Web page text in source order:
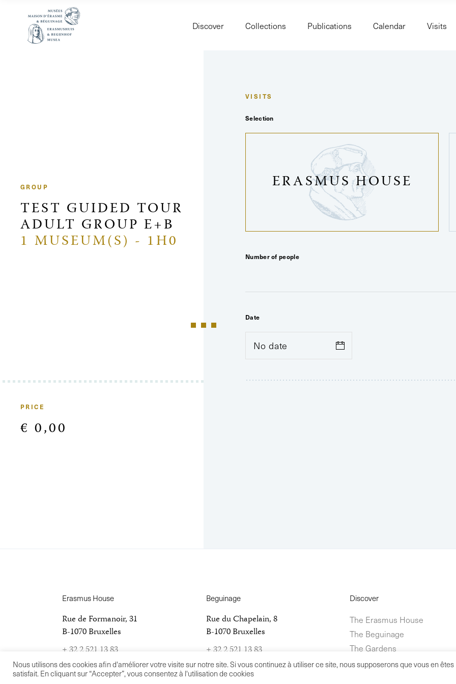
Discover Collections Publications Calendar Visits
GROUP
TEST GUIDED TOUR
ADULT GROUP E+B
1 MUSEUM(S) - 1H0
PRICE
€ 0,00
VISITS
Selection
ERASMUS HOUSE
Number of people
Date
Erasmus House
Rue de Formanoir, 31
B-1070 Bruxelles
+ 32 2 521 13 83
info@erasmushouse.museum
Beguinage
Rue du Chapelain, 8
B-1070 Bruxelles
+ 32 2 521 13 83
info@erasmushouse.museum
Discover
The Erasmus House
The Beguinage
The Gardens
The Study Centre
Nous utilisons des cookies afin d'améliorer votre visite sur notre site. Si vous continuez à utiliser ce site, nous supposerons que vous en êtes
satisfait. En cliquant sur “Accepter”, vous consentez à l'utilisation de cookies